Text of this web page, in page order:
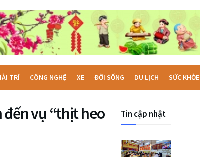
TRÍ CÔNG NGHỆ XE ĐỜI SỐNG DU LỊCH SỨC KHỎE
đến vụ “thịt heo
Tin cập nhật